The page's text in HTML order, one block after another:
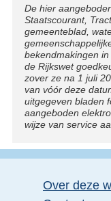
Disclaimer
De hier
Staatscourant,
gemeenteblad,
bekendmakingen
de Rijkswet
zover ze na 1 juli
van vóór deze
uitgegeven bladen
aangeboden
wijze van service
Over deze